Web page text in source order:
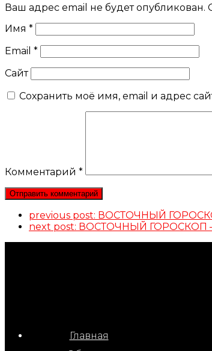
Ваш адрес email не будет опубликован.
Имя *
Email *
Сайт
Сохранить моё имя, email и адрес
Комментарий *
previous post: ВОСТОЧНЫЙ
next post: ВОСТОЧНЫЙ ГОРОСКОП
Главная